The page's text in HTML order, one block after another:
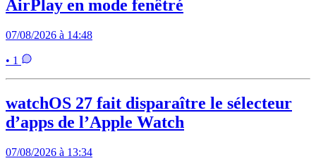
AirPlay en mode fenêtré
07/08/2026 à 14:48
• 1
watchOS 27 fait disparaître le sélecteur
d’apps de l’Apple Watch
07/08/2026 à 13:34